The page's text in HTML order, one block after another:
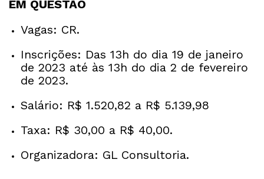
EM QUESTÃO
Vagas: CR.
Inscrições: Das 13h do dia 19 de janeiro
de 2023 até às 13h do dia 2 de fevereiro
de 2023.
Salário: R$ 1.520,82 a R$ 5.139,98
Taxa: R$ 30,00 a R$ 40,00.
Organizadora: GL Consultoria.